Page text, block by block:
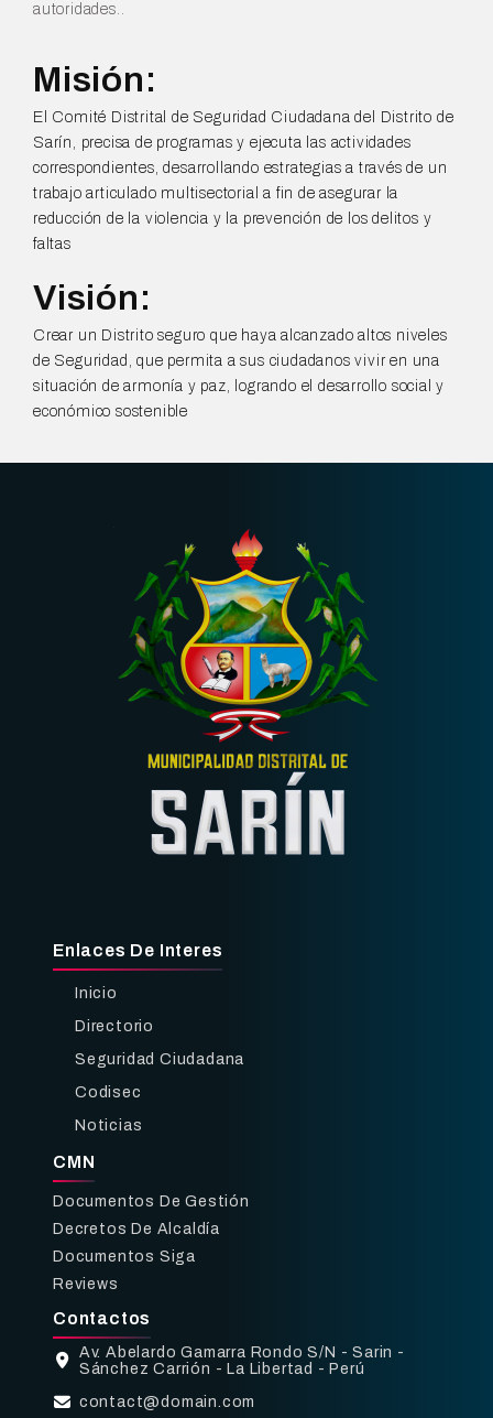
autoridades..
Misión:
El Comité Distrital de Seguridad Ciudadana del Distrito de
Sarín, precisa de programas y ejecuta las actividades
correspondientes, desarrollando estrategias a través de un
trabajo articulado multisectorial a fin de asegurar la
reducción de la violencia y la prevención de los delitos y
faltas
Visión:
Crear un Distrito seguro que haya alcanzado altos niveles
de Seguridad, que permita a sus ciudadanos vivir en una
situación de armonía y paz, logrando el desarrollo social y
económico sostenible
Enlaces De Interes
Inicio
Directorio
Seguridad Ciudadana
Codisec
Noticias
CMN
Documentos De Gestión
Decretos De Alcaldía
Documentos Siga
Reviews
Contactos
Av. Abelardo Gamarra Rondo S/N - Sarin -
Sánchez Carrión - La Libertad - Perú
contact@domain.com